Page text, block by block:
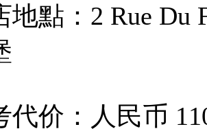
地點：2 Rue Du
代价：人民币